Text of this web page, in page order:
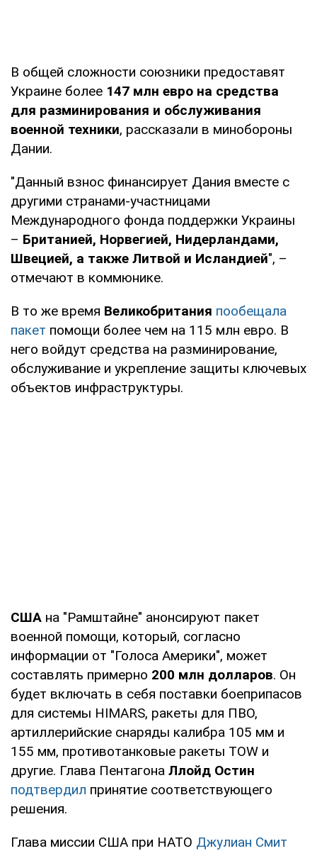
В общей сложности союзники предоставят
Украине более 147 млн евро на средства
для разминирования и обслуживания
военной техники, рассказали в минобороны
Дании.
"Данный взнос финансирует Дания вместе с
другими странами-участницами
Международного фонда поддержки Украины
– Британией, Норвегией, Нидерландами,
Швецией, а также Литвой и Исландией", –
отмечают в коммюнике.
В то же время Великобритания пообещала
пакет помощи более чем на 115 млн евро. В
него войдут средства на разминирование,
обслуживание и укрепление защиты ключевых
объектов инфраструктуры.
США на "Рамштайне" анонсируют пакет
военной помощи, который, согласно
информации от "Голоса Америки", может
составлять примерно 200 млн долларов. Он
будет включать в себя поставки боеприпасов
для системы HIMARS, ракеты для ПВО,
артиллерийские снаряды калибра 105 мм и
155 мм, противотанковые ракеты TOW и
другие. Глава Пентагона Ллойд Остин
подтвердил принятие соответствующего
решения.
Глава миссии США при НАТО Джулиан Смит